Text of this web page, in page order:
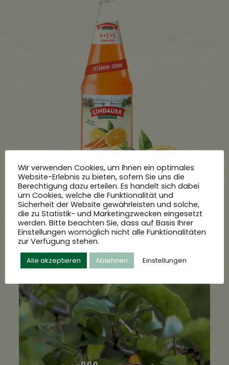
Mehr entdecken
Wir verwenden Cookies, um Ihnen ein optimales
Website-Erlebnis zu bieten, sofern Sie uns die
Berechtigung dazu erteilen. Es handelt sich dabei
um Cookies, welche die Funktionalität und
Sicherheit der Website gewährleisten und solche,
die zu Statistik- und Marketingzwecken eingesetzt
werden. Bitte beachten Sie, dass auf Basis Ihrer
Einstellungen womöglich nicht alle Funktionalitäten
zur Verfügung stehen.
Alle akzeptieren Ablehnen Einstellungen